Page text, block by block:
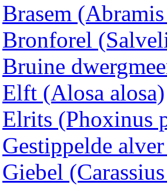
Brasem
Bronforel
Bruine
Elft (Alosa alosa)
Elrits (Phoxinus
Gestippelde
Giebel